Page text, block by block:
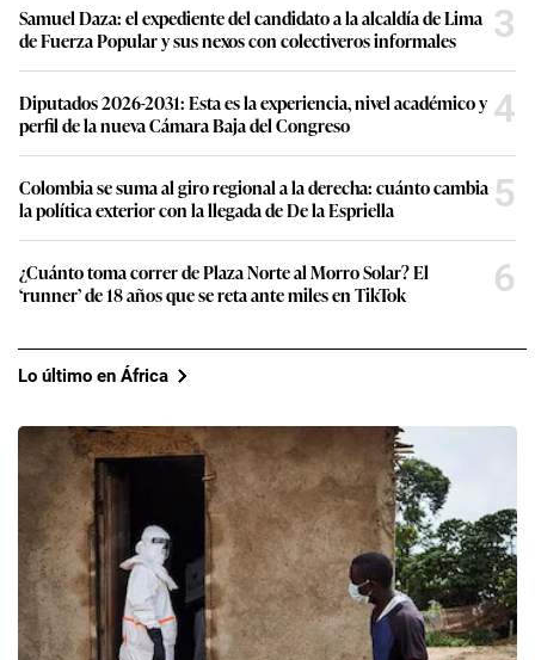
Samuel Daza: el expediente del candidato a la alcaldía de Lima
de Fuerza Popular y sus nexos con colectiveros informales
3
Diputados 2026-2031: Esta es la experiencia, nivel académico y
perfil de la nueva Cámara Baja del Congreso
4
Colombia se suma al giro regional a la derecha: cuánto cambia
la política exterior con la llegada de De la Espriella
5
¿Cuánto toma correr de Plaza Norte al Morro Solar? El
‘runner’ de 18 años que se reta ante miles en TikTok
6
Lo último en África